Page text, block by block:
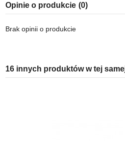
Opinie o produkcie (0)
Brak opinii o produkcie
16 innych produktów w tej